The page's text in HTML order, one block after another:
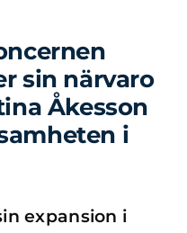
sin närvaro
Åkesson
i
expansion i